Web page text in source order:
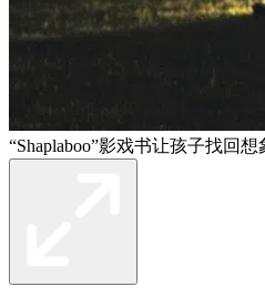
“Shaplaboo”影戏书让孩子找回